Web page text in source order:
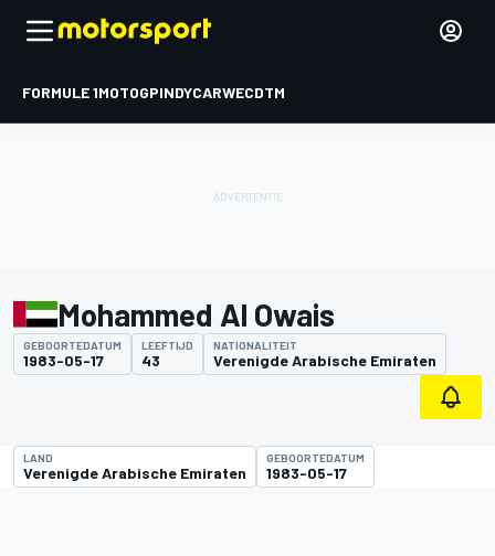
FORMULE 1MOTOGPINDYCARWECDTM
Mohammed Al Owais
GEBOORTEDATUM
1983-05-17
LEEFTIJD
43
NATIONALITEIT
Verenigde Arabische Emiraten
LAND
Verenigde Arabische Emiraten
GEBOORTEDATUM
1983-05-17